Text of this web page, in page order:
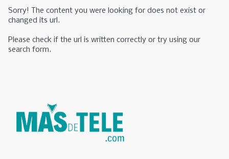
Sorry! The content you were looking for does not exist or
changed its url.
Please check if the url is written correctly or try using our
search form.